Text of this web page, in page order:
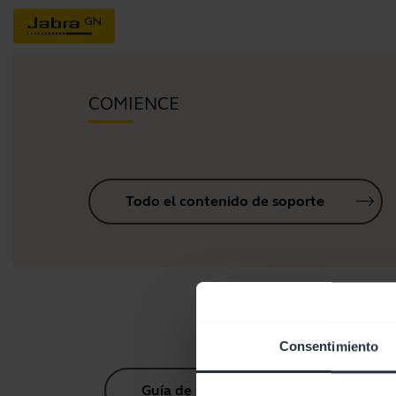
Consentimiento
COMIENCE
Todo el contenido de soporte
Guía de sincronización Bluetooth